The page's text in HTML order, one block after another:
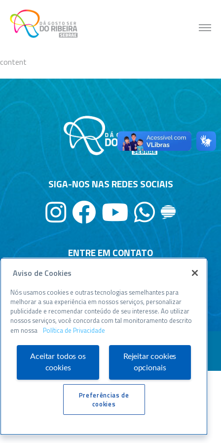
content
content
ENTRE EM CONTATO
Central de relacionamento
0800 570 0800
WWW.SEBRAESP.COM.BR
SIGA-NOS NAS REDES SOCIAIS
Aviso de Cookies
Nós usamos cookies e outras tecnologias semelhantes para
melhorar a sua experiência em nossos serviços, personalizar
publicidade e recomendar conteúdo de seu interesse. Ao utilizar
nossos serviços, você concorda com tal monitoramento descrito
em nossa Política de Privacidade
Aceitar todos os
cookies
Rejeitar cookies
opcionais
Preferências de
cookies